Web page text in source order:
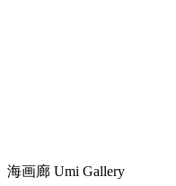
海画廊 Umi Gallery